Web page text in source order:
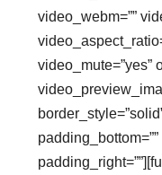
video_webm=””
video_mute=”yes”